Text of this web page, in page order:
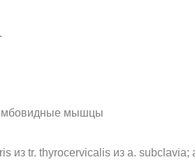
мышцы
из tr. thyrocervicalis из a.